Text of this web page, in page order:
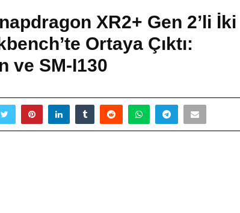
XR2+ Gen 2’li İki
Ortaya Çıktı:
ve SM-I130